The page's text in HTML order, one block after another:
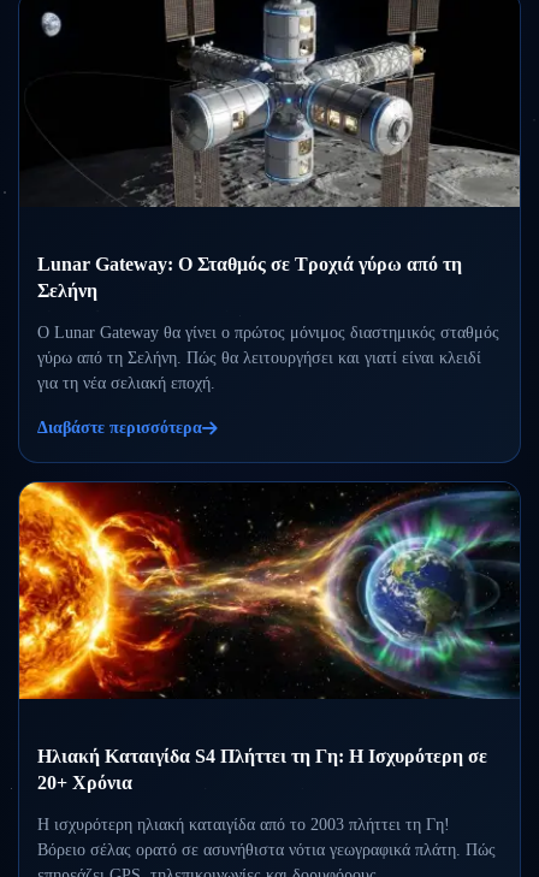
Lunar Gateway: Ο Σταθμός σε Τροχιά γύρω από τη
Σελήνη
Ο Lunar Gateway θα γίνει ο πρώτος μόνιμος διαστημικός σταθμός
γύρω από τη Σελήνη. Πώς θα λειτουργήσει και γιατί είναι κλειδί
για τη νέα σελιακή εποχή.
Διαβάστε περισσότερα
Ηλιακή Καταιγίδα S4 Πλήττει τη Γη: Η Ισχυρότερη σε
20+ Χρόνια
Η ισχυρότερη ηλιακή καταιγίδα από το 2003 πλήττει τη Γη!
Βόρειο σέλας ορατό σε ασυνήθιστα νότια γεωγραφικά πλάτη. Πώς